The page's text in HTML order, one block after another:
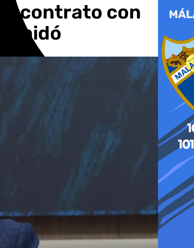
contrato con